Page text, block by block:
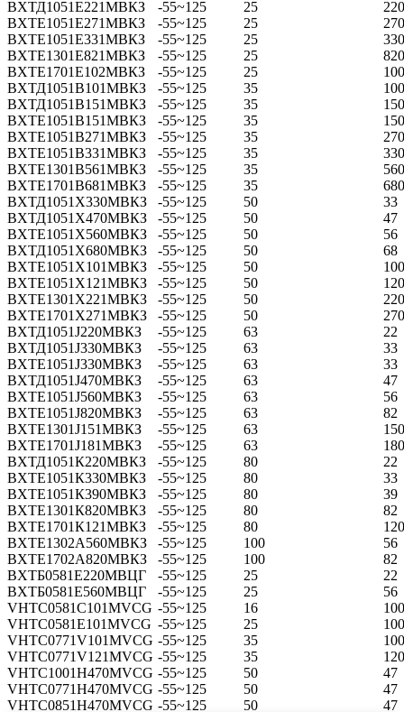
ВХТД1051Е221МВКЗ
-55~125 25
220
ВХТЕ1051Е271МВКЗ
-55~125 25
270
ВХТЕ1051Е331МВКЗ
-55~125 25
330
ВХТЕ1301Е821МВКЗ
-55~125 25
820
ВХТЕ1701Е102МВКЗ
-55~125 25
ВХТД1051В101МВКЗ
-55~125 35
100
ВХТД1051В151МВКЗ
-55~125 35
150
ВХТЕ1051В151МВКЗ
-55~125 35
150
ВХТЕ1051В271МВКЗ
-55~125 35
270
ВХТЕ1051В331МВКЗ
-55~125 35
330
ВХТЕ1301В561МВКЗ
-55~125 35
560
ВХТЕ1701В681МВКЗ
-55~125 35
680
ВХТД1051Х330МВКЗ
-55~125 50
33
ВХТД1051Х470МВКЗ
-55~125 50
47
ВХТЕ1051Х560МВКЗ
-55~125 50
56
ВХТД1051Х680МВКЗ
-55~125 50
68
ВХТЕ1051Х101МВКЗ
-55~125 50
100
ВХТЕ1051Х121МВКЗ
-55~125 50
120
ВХТЕ1301Х221МВКЗ
-55~125 50
220
ВХТЕ1701Х271МВКЗ
-55~125 50
270
ВХТД1051Ј220МВКЗ
-55~125 63
22
ВХТД1051Ј330МВКЗ
-55~125 63
33
ВХТЕ1051Ј330МВКЗ
-55~125 63
33
ВХТД1051Ј470МВКЗ
-55~125 63
47
ВХТЕ1051Ј560МВКЗ
-55~125 63
56
ВХТЕ1051Ј820МВКЗ
-55~125 63
82
ВХТЕ1301Ј151МВКЗ
-55~125 63
150
ВХТЕ1701Ј181МВКЗ
-55~125 63
180
ВХТД1051К220МВКЗ
-55~125 80
22
ВХТЕ1051К330МВКЗ
-55~125 80
33
ВХТЕ1051К390МВКЗ
-55~125 80
39
ВХТЕ1301К820МВКЗ
-55~125 80
82
ВХТЕ1701К121МВКЗ
-55~125 80
120
ВХТЕ1302А560МВКЗ
-55~125 100
56
ВХТЕ1702А820МВКЗ
-55~125 100
82
ВХТБ0581Е220МВЦГ
-55~125 25
22
ВХТБ0581Е560МВЦГ
-55~125 25
56
VHTC0581C101MVCG -55~125 16
100
VHTC0581E101MVCG -55~125 25
100
VHTC0771V101MVCG -55~125 35
100
VHTC0771V121MVCG -55~125 35
120
VHTC1001H470MVCG -55~125 50
47
VHTC0771H470MVCG -55~125 50
47
VHTC0851H470MVCG -55~125 50 47